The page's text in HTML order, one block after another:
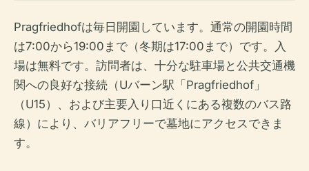
Pragfriedhofは毎日開園しています。通常の開園時間
は7:00から19:00まで（冬期は17:00まで）です。入
場は無料です。訪問者は、十分な駐車場と公共交通機
関への良好な接続（Uバーン駅「Pragfriedhof」
（U15）、および主要入り口近くにある複数のバス路
線）により、バリアフリーで墓地にアクセスできま
す。